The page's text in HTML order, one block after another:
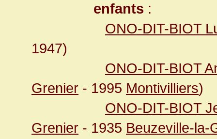
enfants :
ONO-DIT-BIOT
1947)
ONO-DIT-BIOT
Grenier - 1995 Montivilliers)
ONO-DIT-BIOT
Grenier - 1935 Beuzeville-la-